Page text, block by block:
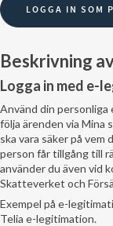
Beskrivning
Logga in med e-
Använd din
följa ärenden via Mina
ska vara säker på
person får tillgång till
använder du även vid
Skatteverket och
Exempel på e-
Telia e-legitimation.